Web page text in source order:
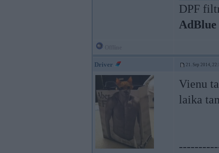
DPF
Driver 21. Sep 2014,
Vienu
laika